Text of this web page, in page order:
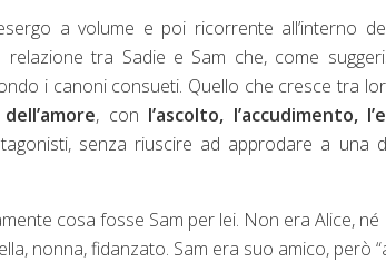
a volume e poi ricorrente all’interno
tra Sadie e Sam che, come
i canoni consueti. Quello che cresce tra
, con l’ascolto, l’accudimento,
senza riuscire ad approdare a una
cosa fosse Sam per lei. Non era Alice,
nonna, fidanzato. Sam era suo amico, però